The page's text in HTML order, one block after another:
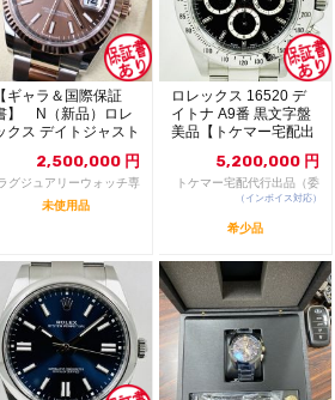
【ギャラ＆国際保証
】 N（新品）ロレ
クス デイトジャスト
2,500,000 円
グジュアリーウォッチ専
門店：R/M
未使用品
ロレックス 16520 デ
イトナ A9番 黒文字盤
美品【トケマー宅配出
5,200,000 円
トケマー宅配代行出品（委
託販売）
（インボイス対応）
希少品